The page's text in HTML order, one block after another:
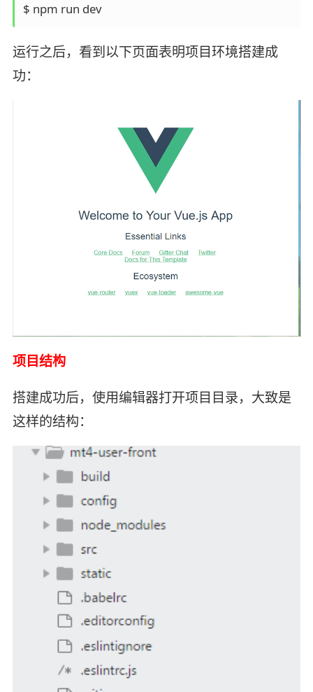
$ npm run dev
运行之后，看到以下页面表明项目环境搭建成
功：
项目结构
搭建成功后，使用编辑器打开项目目录，大致是
这样的结构：